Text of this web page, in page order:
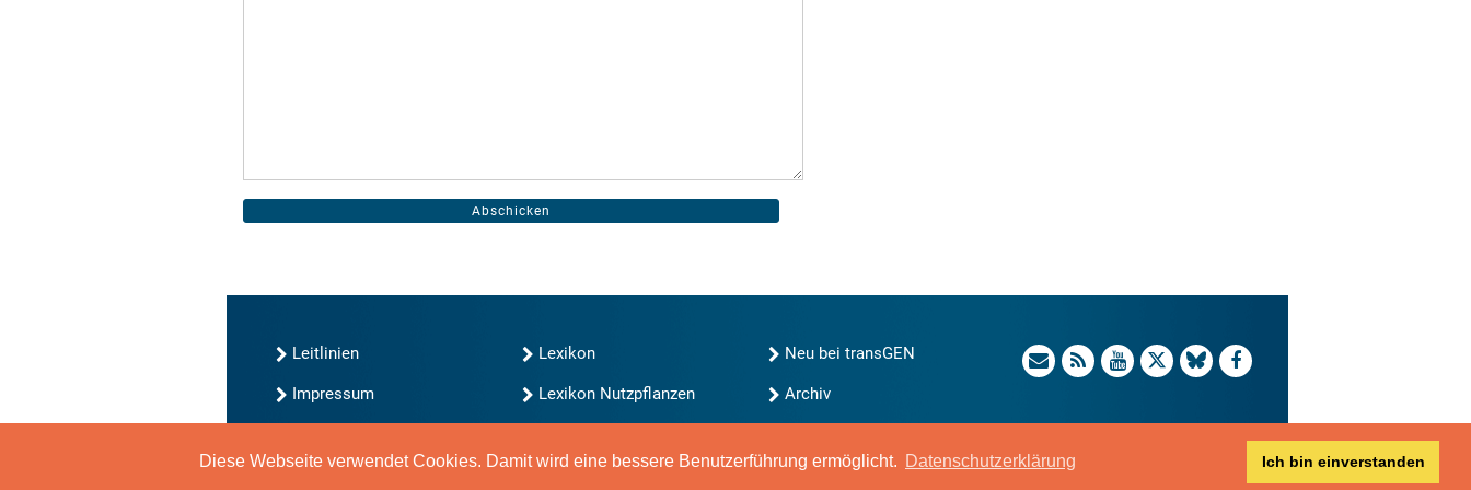
Diese Webseite verwendet Cookies. Damit wird eine bessere Benutzerführung ermöglicht. Datenschutzerklärung Ich bin einverstanden
Leitlinien
Impressum
Lexikon
Lexikon Nutzpflanzen
Neu bei transGEN
Archiv
Gene